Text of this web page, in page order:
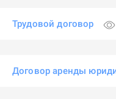
Трудовой договор
Договор аренды